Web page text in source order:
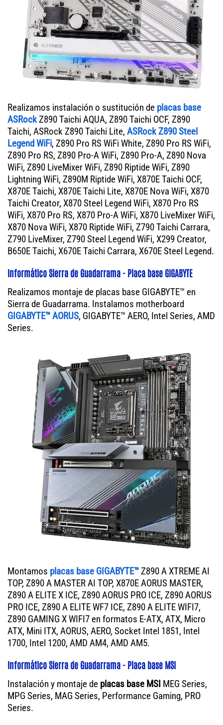
Realizamos instalación o sustitución de placas base
ASRockZ890 Taichi AQUA, Z890 Taichi OCF, Z890
Taichi, ASRock Z890 Taichi Lite, ASRock Z890 Steel
Legend WiFi, Z890 Pro RS WiFi White, Z890 Pro RS WiFi,
Z890 Pro RS, Z890 Pro-A WiFi, Z890 Pro-A, Z890 Nova
WiFi, Z890 LiveMixer WiFi, Z890 Riptide WiFi, Z890
Lightning WiFi, Z890M Riptide WiFi, X870E Taichi OCF,
X870E Taichi, X870E Taichi Lite, X870E Nova WiFi, X870
Taichi Creator, X870 Steel Legend WiFi, X870 Pro RS
WiFi, X870 Pro RS, X870 Pro-A WiFi, X870 LiveMixer WiFi,
X870 Nova WiFi, X870 Riptide WiFi, Z790 Taichi Carrara,
Z790 LiveMixer, Z790 Steel Legend WiFi, X299 Creator,
B650E Taichi, X670E Taichi Carrara, X670E Steel Legend.
Informático Sierra de Guadarrama - Placa base GIGABYTE
Realizamos montaje de placas base GIGABYTE™ en
Sierra de Guadarrama. Instalamos motherboard
GIGABYTE™ AORUS, GIGABYTE™ AERO, Intel Series, AMD
Series.
Montamos placas base GIGABYTE™Z890 A XTREME AI
TOP, Z890 A MASTER AI TOP, X870E AORUS MASTER,
Z890 A ELITE X ICE, Z890 AORUS PRO ICE, Z890 AORUS
PRO ICE, Z890 A ELITE WF7 ICE, Z890 A ELITE WIFI7,
Z890 GAMING X WIFI7 en formatos E-ATX, ATX, Micro
ATX, Mini ITX, AORUS, AERO, Socket Intel 1851, Intel
1700, Intel 1200, AMD AM4, AMD AM5.
Informático Sierra de Guadarrama - Placa base MSI
Instalación y montaje de placas base MSI MEG Series,
MPG Series, MAG Series, Performance Gaming, PRO
Series.